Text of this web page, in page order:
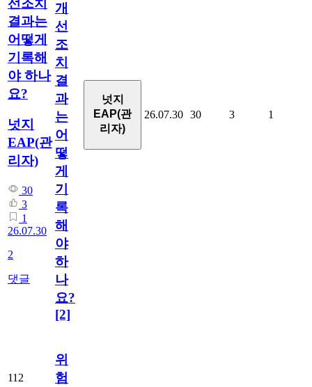
결과는
어떻게
기록해
야 하나
요?
넛지
EAP(관
리자)
30
3
1
26.07.30
2
댓글
개
선
조
치
결
과
는
어
떻
게
기
록
해
야
하
나
요?
[2]
넛지
EAP(관
리자)
26.07.30 30 3 1
112
위
험